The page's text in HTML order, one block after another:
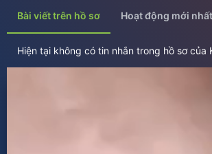
Bài viết trên hồ sơ Hoạt động mới nhất
Hiện tại không có tin nhắn trong hồ sơ của